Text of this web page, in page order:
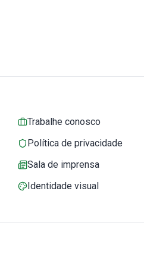
Trabalhe conosco
Política de privacidade
Sala de imprensa
Identidade visual